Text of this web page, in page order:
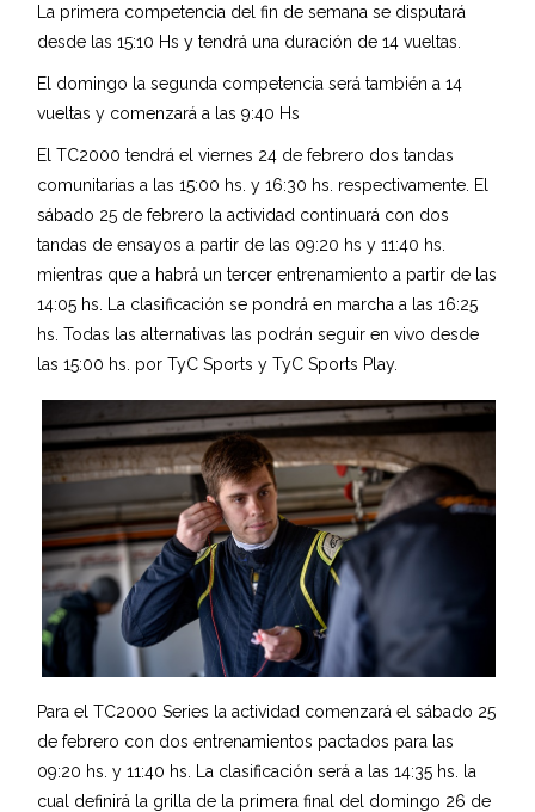
La primera competencia del fin de semana se disputará
desde las 15:10 Hs y tendrá una duración de 14 vueltas.
El domingo la segunda competencia será también a 14
vueltas y comenzará a las 9:40 Hs
El TC2000 tendrá el viernes 24 de febrero dos tandas
comunitarias a las 15:00 hs. y 16:30 hs. respectivamente. El
sábado 25 de febrero la actividad continuará con dos
tandas de ensayos a partir de las 09:20 hs y 11:40 hs.
mientras que a habrá un tercer entrenamiento a partir de las
14:05 hs. La clasificación se pondrá en marcha a las 16:25
hs. Todas las alternativas las podrán seguir en vivo desde
las 15:00 hs. por TyC Sports y TyC Sports Play.
Para el TC2000 Series la actividad comenzará el sábado 25
de febrero con dos entrenamientos pactados para las
09:20 hs. y 11:40 hs. La clasificación será a las 14:35 hs. la
cual definirá la grilla de la primera final del domingo 26 de